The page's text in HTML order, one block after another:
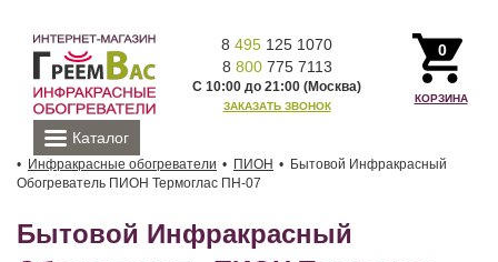
Каталог
8 495 125 1070
8 800775 7113
С 10:00 до 21:00 (Москва)
ЗАКАЗАТЬ ЗВОНОК
0
КОРЗИНА
Инфракрасные обогреватели ПИОН
Бытовой Инфракрасный
Обогреватель ПИОН Термоглас ПН-07
Бытовой Инфракрасный